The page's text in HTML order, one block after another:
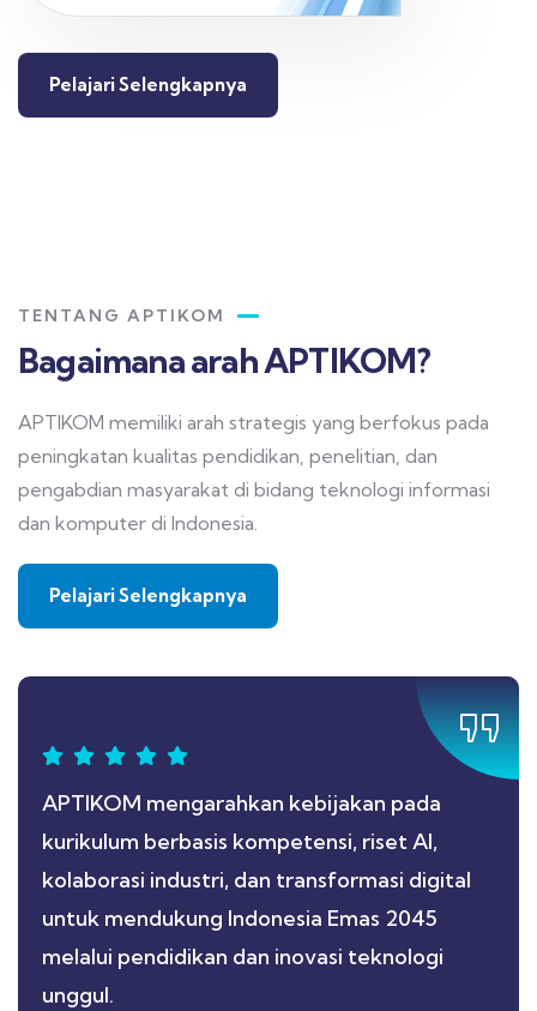
Pelajari Selengkapnya
TENTANG APTIKOM
Bagaimana arah APTIKOM?
APTIKOM memiliki arah strategis yang berfokus pada
peningkatan kualitas pendidikan, penelitian, dan
pengabdian masyarakat di bidang teknologi informasi
dan komputer di Indonesia.
Pelajari Selengkapnya
APTIKOM mengarahkan kebijakan pada
kurikulum berbasis kompetensi, riset AI,
kolaborasi industri, dan transformasi digital
untuk mendukung Indonesia Emas 2045
melalui pendidikan dan inovasi teknologi
unggul.